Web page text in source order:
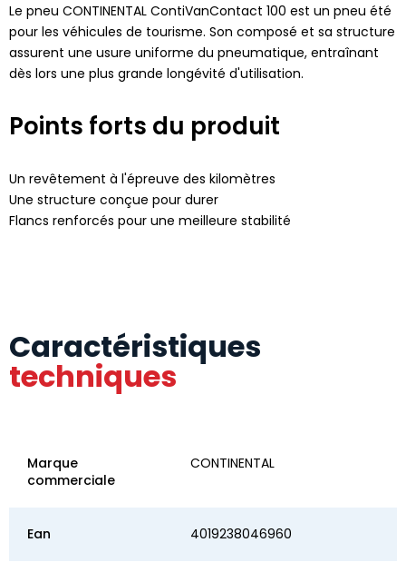
Le pneu CONTINENTAL ContiVanContact 100 est un pneu été
pour les véhicules de tourisme. Son composé et sa structure
assurent une usure uniforme du pneumatique, entraînant
dès lors une plus grande longévité d'utilisation.
Points forts du produit
Un revêtement à l'épreuve des kilomètres
Une structure conçue pour durer
Flancs renforcés pour une meilleure stabilité
Caractéristiques
techniques
Marque
commerciale
CONTINENTAL
Ean 4019238046960